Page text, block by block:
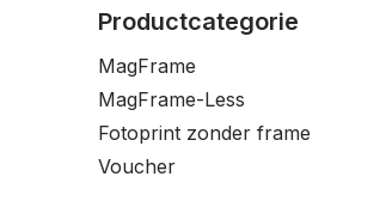
Productcategorie
MagFrame
MagFrame-Less
Fotoprint zonder frame
Voucher